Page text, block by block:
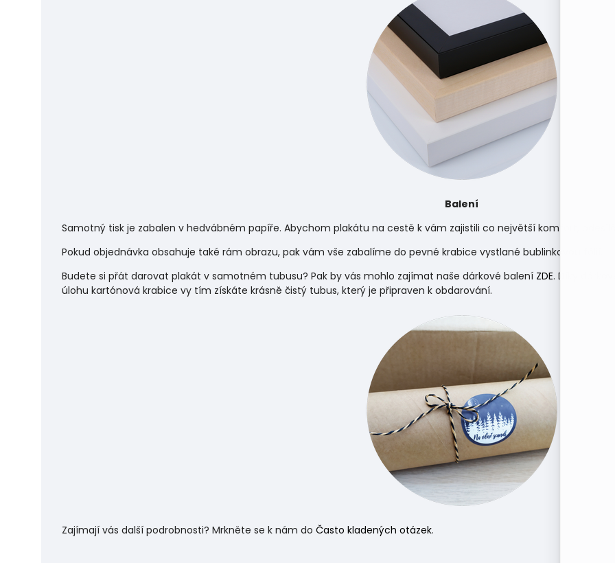
Balení
Samotný tisk je zabalen v hedvábném papíře. Abychom plakátu na cestě k vám zajistili co největší komfort,
Pokud objednávka obsahuje také rám obrazu, pak vám vše zabalíme do pevné krabice vystlané bublinkovou fólií.
Budete si přát darovat plakát v samotném tubusu? Pak by vás mohlo zajímat naše dárkové balení ZDE. Díky
úlohu kartónová krabice vy tím získáte krásně čistý tubus, který je připraven k obdarování.
Zajímají vás další podrobnosti? Mrkněte se k nám do Často kladených otázek.